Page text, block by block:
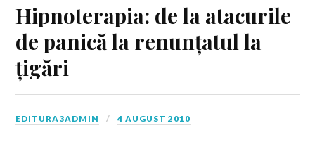
Hipnoterapia: de la atacurile
de panică la renunțatul la
țigări
EDITURA3ADMIN 4 AUGUST 2010